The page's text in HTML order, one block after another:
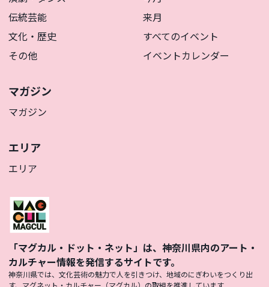
伝統芸能
文化・歴史
その他
来月
すべてのイベント
イベントカレンダー
マガジン
マガジン
エリア
エリア
「マグカル・ドット・ネット」は、神奈川県内のアート・
カルチャー情報を発信するサイトです。
神奈川県では、文化芸術の魅力で人を引きつけ、地域のにぎわいをつくり出